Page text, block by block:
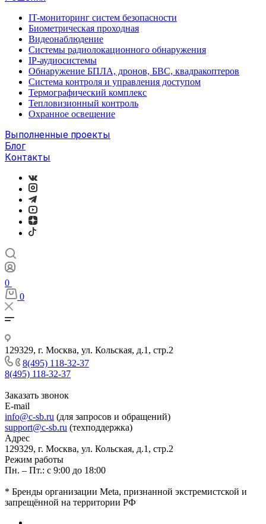
IT-мониторинг систем безопасности
Биометрическая проходная
Видеонаблюдение
Системы радиолокационного обнаружения
IP-аудиосистемы
Обнаружение БПЛА, дронов, БВС, квадракоптеров
Система контроля и управления доступом
Термографический комплекс
Тепловизионный контроль
Охранное освещение
Выполненные проекты
Блог
Контакты
0
0
129329, г. Москва, ул. Кольская, д.1, стр.2
8(495) 118-32-37
8(495) 118-32-37
Заказать звонок
E-mail
info@c-sb.ru (для запросов и обращений)
support@c-sb.ru (техподдержка)
Адрес
129329, г. Москва, ул. Кольская, д.1, стр.2
Режим работы
Пн. – Пт.: с 9:00 до 18:00
* Бренды организации Meta, признанной экстремистской и
запрещённой на территории РФ